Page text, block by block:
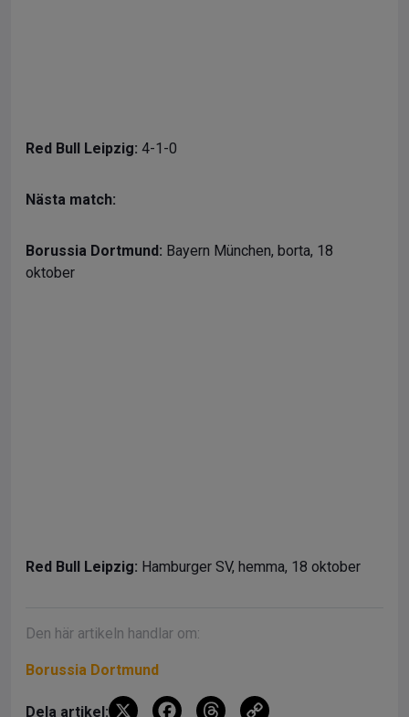
Red Bull Leipzig: 4-1-0
Nästa match:
Borussia Dortmund: Bayern München, borta, 18
oktober
Red Bull Leipzig: Hamburger SV, hemma, 18 oktober
Den här artikeln handlar om:
Borussia Dortmund
Dela artikel: